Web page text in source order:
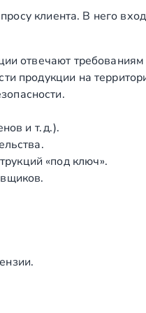
я
г
л
д
клиента. В него
отвечают требованиям
продукции на
и т. д.).
«под ключ».